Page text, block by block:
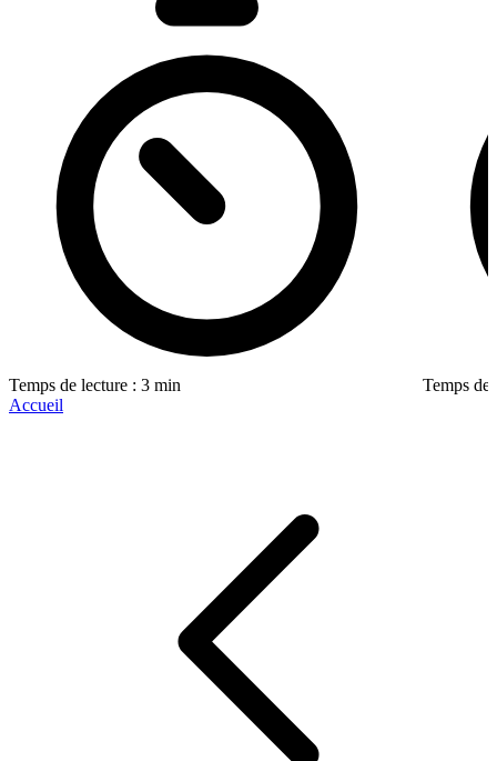
Temps de lecture : 3 min
Temps de
Accueil